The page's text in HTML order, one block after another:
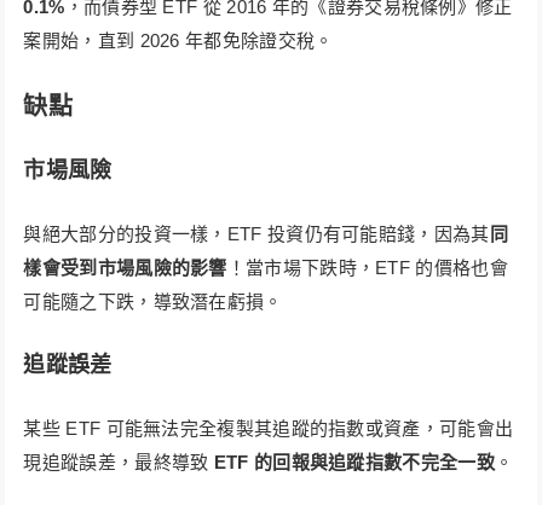
0.1% ，而債券型 ETF 從 2016 年的《證券交易稅條例》修正
案開始，直到 2026 年都免除證交稅。
缺點
市場風險
與絕大部分的投資一樣，ETF 投資仍有可能賠錢，因為其 同
樣會受到市場風險的影響 ！當市場下跌時，ETF 的價格也會
可能隨之下跌，導致潛在虧損。
追蹤誤差
某些 ETF 可能無法完全複製其追蹤的指數或資產，可能會出
現追蹤誤差，最終導致 ETF 的回報與追蹤指數不完全一致。